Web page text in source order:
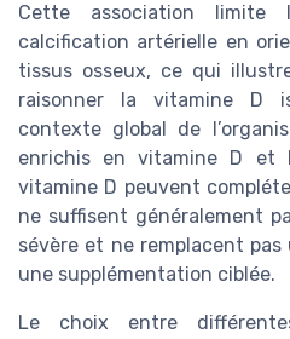
Cette association
calcification artérielle en
tissus osseux, ce qui
raisonner la vitamine D
contexte global de
enrichis en vitamine D et
vitamine D peuvent
ne suffisent généralement
sévère et ne remplacent
une supplémentation ciblée.
Le choix entre